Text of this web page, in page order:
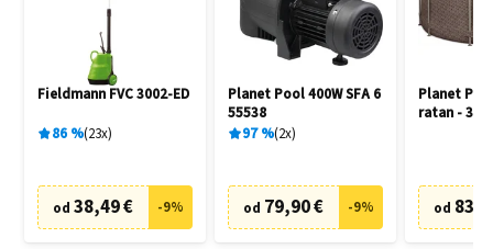
Fieldmann FVC 3002-ED
86% 23x
od 38,49 € -9%
Planet Pool 400W SFA 6
55538
97% 2x
od 79,90 € -9%
Planet
ratan - 305
od